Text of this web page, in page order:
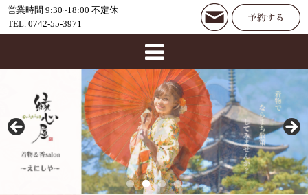
営業時間 9:30~18:00 不定休
TEL. 0742-55-3971